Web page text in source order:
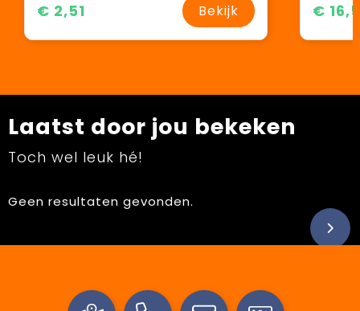
€ 2,51 Bekijk €
Laatst door jou bekeken
Toch wel leuk hé!
Geen resultaten gevonden.